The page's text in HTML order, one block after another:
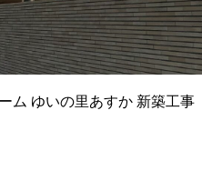
ム ゆいの里あすか 新築工事